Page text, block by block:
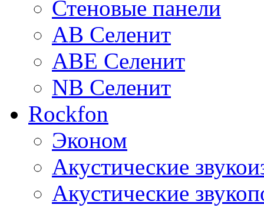
Стеновые панели
AB Селенит
ABE Селенит
NB Селенит
Rockfon
Эконом
Акустические
Акустические